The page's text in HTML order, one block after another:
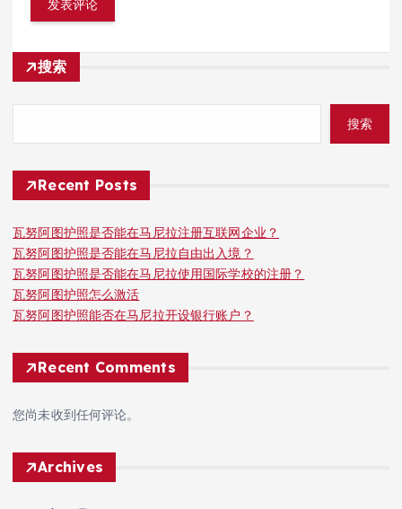
搜索
搜索
Recent Posts
瓦努阿图护照是否能在马尼拉注册互联网企业？
瓦努阿图护照是否能在马尼拉自由出入境？
瓦努阿图护照是否能在马尼拉使用国际学校的注册？
瓦努阿图护照怎么激活
瓦努阿图护照能否在马尼拉开设银行账户？
Recent Comments
您尚未收到任何评论。
Archives